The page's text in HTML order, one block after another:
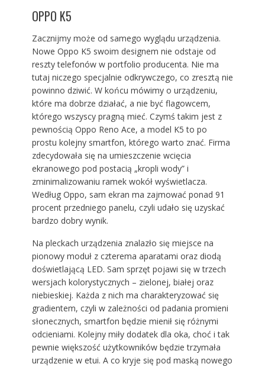
OPPO K5
Zacznijmy może od samego wyglądu urządzenia.
Nowe Oppo K5 swoim designem nie odstaje od
reszty telefonów w portfolio producenta. Nie ma
tutaj niczego specjalnie odkrywczego, co zresztą nie
powinno dziwić. W końcu mówimy o urządzeniu,
które ma dobrze działać, a nie być flagowcem,
którego wszyscy pragną mieć. Czymś takim jest z
pewnością Oppo Reno Ace, a model K5 to po
prostu kolejny smartfon, którego warto znać. Firma
zdecydowała się na umieszczenie wcięcia
ekranowego pod postacią „kropli wody” i
zminimalizowaniu ramek wokół wyświetlacza.
Według Oppo, sam ekran ma zajmować ponad 91
procent przedniego panelu, czyli udało się uzyskać
bardzo dobry wynik.
Na pleckach urządzenia znalazło się miejsce na
pionowy moduł z czterema aparatami oraz diodą
doświetlającą LED. Sam sprzęt pojawi się w trzech
wersjach kolorystycznych – zielonej, białej oraz
niebieskiej. Każda z nich ma charakteryzować się
gradientem, czyli w zależności od padania promieni
słonecznych, smartfon będzie mienił się różnymi
odcieniami. Kolejny miły dodatek dla oka, choć i tak
pewnie większość użytkowników będzie trzymała
urządzenie w etui. A co kryje się pod maską nowego